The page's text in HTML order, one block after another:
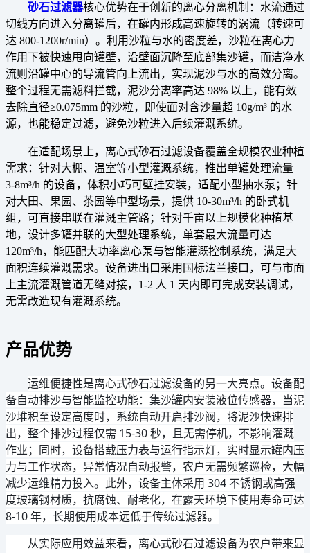
砂石过滤器核心优势在于创新的离心分离机制：水流通过
切线方向进入分离罐后，在罐内形成高速旋转的涡流（转速可
达 800-1200r/min）。利用沙粒与水的密度差，沙粒在离心力
作用下被快速甩向罐壁，沿壁面沉降至底部集沙罐，而洁净水
流则沿罐中心的导流管向上流出，实现泥沙与水的高效分离。
整个过程无需滤料拦截，泥沙分离率高达 98% 以上，能有效
去除直径≥0.075mm 的沙粒，即使面对含沙量超 10g/m³ 的水
源，也能稳定过滤，避免沙粒进入后续灌溉系统。
在适配场景上，离心式砂石过滤设备覆盖全规模农业种植
需求：针对大棚、温室等小型灌溉系统，推出单罐处理流量
3-8m³/h 的设备，体积小巧可壁挂安装，适配小型抽水泵；针
对大田、果园、茶园等中型场景，提供 10-30m³/h 的卧式机
组，可直接串联在灌溉主管路；针对千亩以上规模化种植基
地，设计多罐并联的大型处理系统，单套最大流量可达
120m³/h，能匹配大功率离心泵与智能灌溉控制系统，满足大
面积连续灌溉需求。设备进出口采用国标法兰接口，可与市面
上主流灌溉管道无缝对接，1-2 人 1 天内即可完成安装调试，
无需改造现有灌溉系统。
产品优势
运维便捷性是离心式砂石过滤设备的另一大亮点。设备配
备自动排沙与智能监控功能：集沙罐内安装液位传感器，当泥
沙堆积至设定高度时，系统自动开启排沙阀，将泥沙快速排
出，整个排沙过程仅需 15-30 秒，且无需停机，不影响灌溉
作业；同时，设备搭载压力表与运行指示灯，实时显示罐内压
力与工作状态，异常情况自动报警，农户无需频繁巡检，大幅
减少运维精力投入。此外，设备主体采用 304 不锈钢或高强
度玻璃钢材质，抗腐蚀、耐老化，在露天环境下使用寿命可达
8-10 年，长期使用成本远低于传统过滤器。
从实际应用效益来看，离心式砂石过滤设备为农户带来显